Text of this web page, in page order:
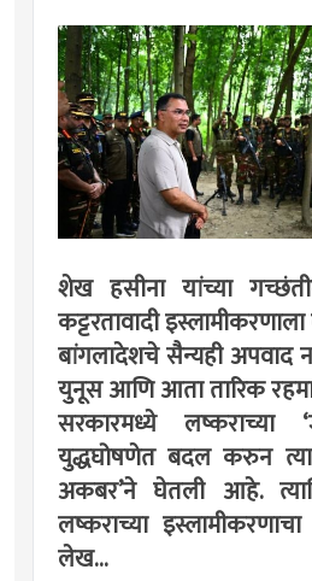
शेख हसीना यांच्या
कट्टरतावादी
बांगलादेशचे सैन्यही अपवाद
युनूस आणि आता तारिक
सरकारमध्ये लष्कराच्या
युद्धघोषणेत बदल करुन
अकबर’ने घेतली आहे.
लष्कराच्या
लेख...